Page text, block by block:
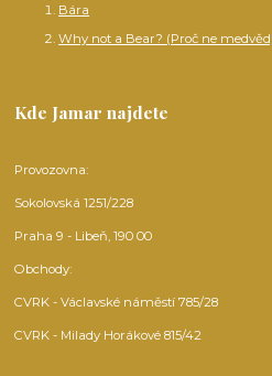
Bára
Why not a Bear? (Proč ne
Kde Jamar najdete
Provozovna:
Sokolovská 1251/228
Praha 9 - Libeň, 190 00
Obchody:
CVRK - Václavské náměstí 785/28
CVRK - Milady Horákové 815/42